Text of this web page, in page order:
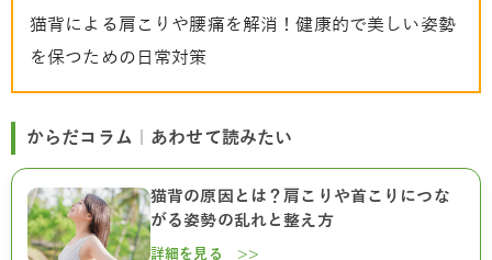
猫背による肩こりや腰痛を解消！健康的で美しい姿勢
を保つための日常対策
からだコラム｜あわせて読みたい
猫背の原因とは？肩こりや首こりにつな
がる姿勢の乱れと整え方
詳細を見る >>